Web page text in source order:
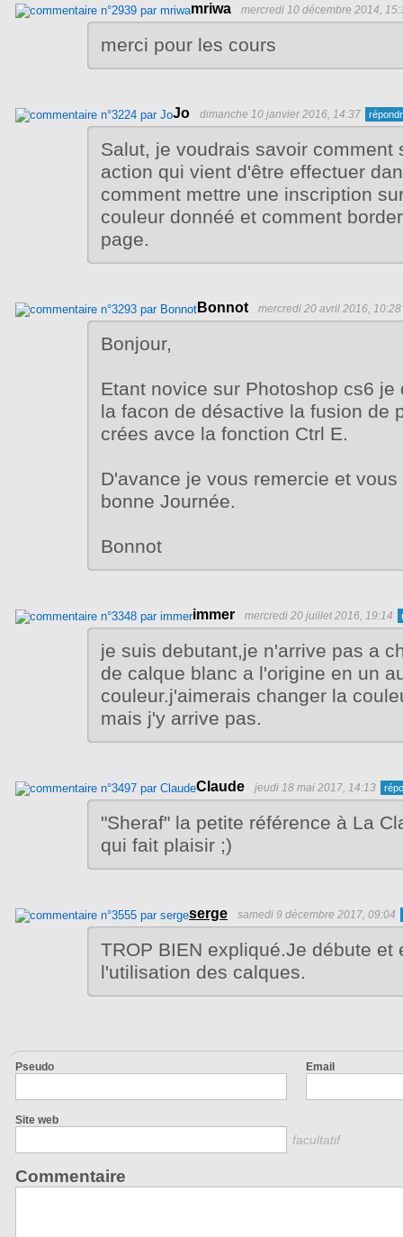
mriwa mercredi 10 décembre 2014,
merci pour les cours
Jo dimanche 10 janvier 2016, 14:37
Salut, je voudrais savoir comment
action qui vient d'être effectuer
comment mettre une inscription
couleur donnéé et comment
page.
Bonnot mercredi 20 avril 2016, 10:28
Bonjour,
Etant novice sur Photoshop cs6 je
la facon de désactive la fusion de
crées avce la fonction Ctrl E.
D'avance je vous remercie et
bonne Journée.
Bonnot
immer mercredi 20 juillet 2016, 19:14
je suis debutant,je n'arrive pas a
de calque blanc a l'origine en un
couleur.j'aimerais changer la
mais j'y arrive pas.
Claude jeudi 18 mai 2017, 14:13
"Sheraf" la petite référence à La
qui fait plaisir ;)
serge samedi 9 décembre 2017, 09:04
TROP BIEN expliqué.Je débute et
l'utilisation des calques.
Pseudo Email
Site web
facultatif
Commentaire